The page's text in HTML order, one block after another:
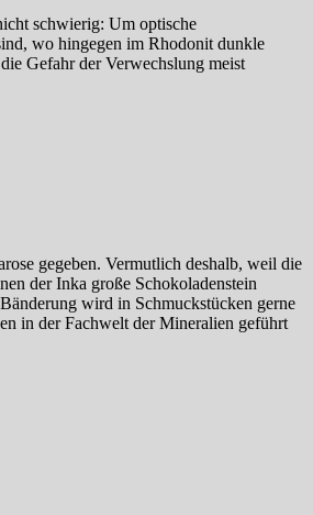
schwierig: Um optische
wo hingegen im Rhodonit dunkle
Gefahr der Verwechslung meist
gegeben. Vermutlich deshalb, weil die
der Inka große Schokoladenstein
wird in Schmuckstücken gerne
in der Fachwelt der Mineralien geführt